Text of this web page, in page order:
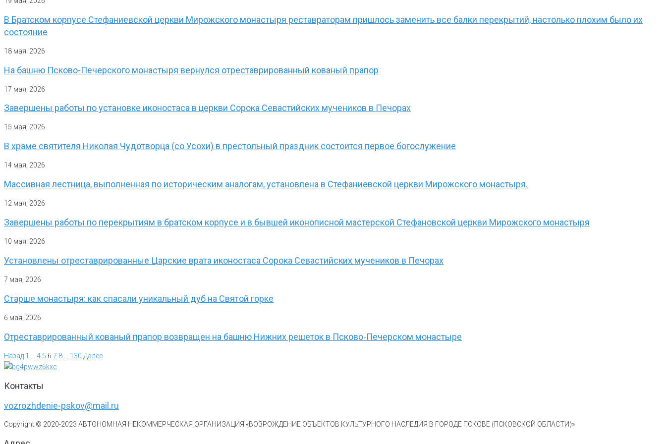
В Братском корпусе Стефаниевской церкви Мирожского монастыря реставраторам пришлось заменить все балки перекрытий, настолько плохим было их
состояние
18 мая, 2026
На башню Псково-Печерского монастыря вернулся отреставрированный кованый прапор
17 мая, 2026
Завершены работы по установке иконостаса в церкви Сорока Севастийских мучеников в Печорах
15 мая, 2026
В храме святителя Николая Чудотворца (со Усохи) в престольный праздник состоится первое богослужение
14 мая, 2026
Массивная лестница, выполненная по историческим аналогам, установлена в Стефаниевской церкви Мирожского монастыря.
12 мая, 2026
Завершены работы по перекрытиям в братском корпусе и в бывшей иконописной мастерской Стефановской церкви Мирожского монастыря
10 мая, 2026
Установлены отреставрированные Царские врата иконостаса Сорока Севастийских мучеников в Печорах
7 мая, 2026
Старше монастыря: как спасали уникальный дуб на Святой горке
6 мая, 2026
Отреставрированный кованый прапор возвращен на башню Нижних решеток в Псково-Печерском монастыре
Назад 1 4 5 6 7 8 130 Далее
Контакты
vozrozhdenie-pskov@mail.ru
Copyright © 2020-2023 АВТОНОМНАЯ НЕКОММЕРЧЕСКАЯ ОРГАНИЗАЦИЯ «ВОЗРОЖДЕНИЕ ОБЪЕКТОВ КУЛЬТУРНОГО НАСЛЕДИЯ В ГОРОДЕ ПСКОВЕ (ПСКОВСКОЙ ОБЛАСТИ)»